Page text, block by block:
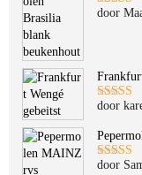
door
door
door